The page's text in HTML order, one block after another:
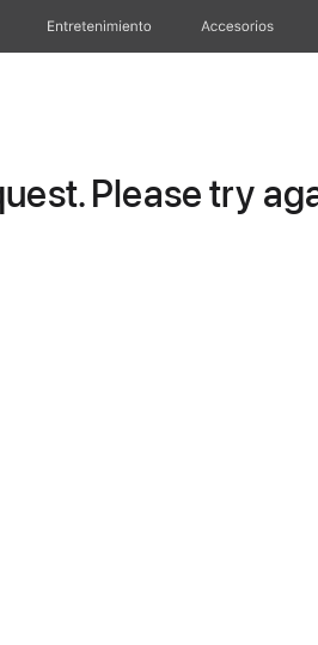
Entretenimiento Accesorios
Please try